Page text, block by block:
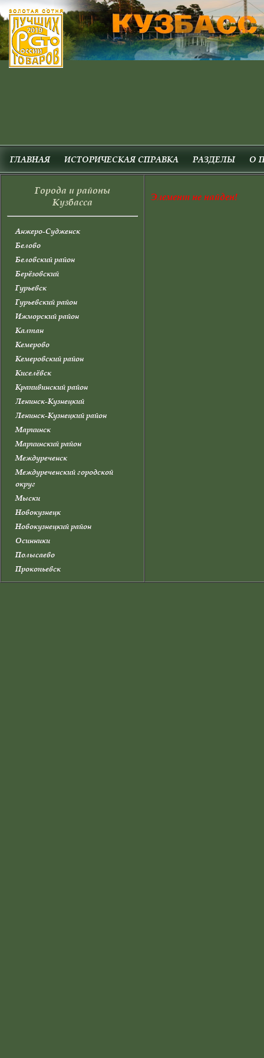
ГЛАВНАЯ ИСТОРИЧЕСКАЯ СПРАВКА РАЗДЕЛЫ О
Города и районы
Кузбасса
Анжеро-Судженск
Белово
Беловский район
Берёзовский
Гурьевск
Гурьевский район
Ижморский район
Калтан
Кемерово
Кемеровский район
Киселёвск
Крапивинский район
Ленинск-Кузнецкий
Ленинск-Кузнецкий район
Мариинск
Мариинский район
Междуреченск
Междуреченский городской
округ
Мыски
Новокузнецк
Новокузнецкий район
Осинники
Полысаево
Прокопьевск
Прокопьевский район
Элемент не найден!